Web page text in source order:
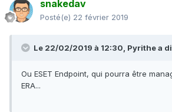
snakedav
Posté(e) 22 février 2019
Le 22/02/2019 à 12:30, Pyrithea
Ou ESET Endpoint, qui pourra être
ERA...